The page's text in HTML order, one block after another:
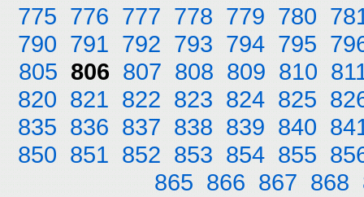
775 776 777 778 779 780
790 791 792 793 794 795
805 806 807 808 809 810
820 821 822 823 824 825
835 836 837 838 839 840
850 851 852 853 854 855
865 866 867 868